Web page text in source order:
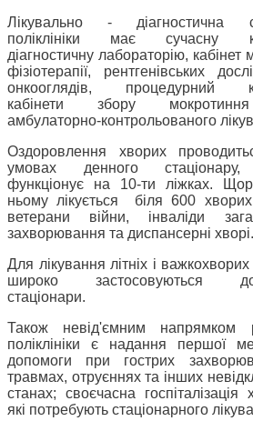
Лікувально - діагностична
поліклініки має сучасну
діагностичну лабораторію, кабінет
фізіотерапії, рентгенівських
онкооглядів, процедурний
кабінети збору
амбулаторно-контрольованого
Оздоровлення хворих
умовах денного
функціонує на 10-ти ліжках.
ньому лікується
біля 600
ветерани війни, інваліди
захворювання та диспансерні хворі.
Для лікування літніх і
широко застосовуються
стаціонари.
Також невід'ємним напрямком
поліклініки є надання першої
допомоги при гострих
травмах, отруєннях та інших
станах; своєчасна госпіталізація
які потребують стаціонарного